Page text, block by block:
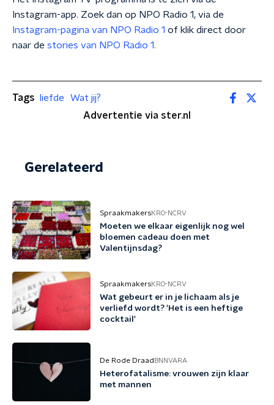
Instagram-app. Zoek dan op NPO Radio 1, via de
Instagram-pagina van NPO Radio 1 of klik direct door
naar de stories van NPO Radio 1.
Tags liefde
Wat jij?
Advertentie via ster.nl
Gerelateerd
SpraakmakersKRO-NCRV
Moeten we elkaar eigenlijk nog wel
bloemen cadeau doen met
Valentijnsdag?
SpraakmakersKRO-NCRV
Wat gebeurt er in je lichaam als je
verliefd wordt? 'Het is een heftige
cocktail'
De Rode Draad BNNVARA
Heterofatalisme: vrouwen zijn klaar
met mannen